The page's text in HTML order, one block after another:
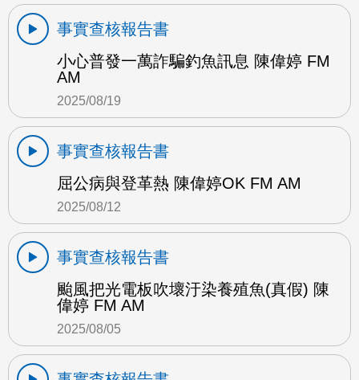
事實查核報告書
小心普發一萬詐騙釣魚訊息 陳偉婷 FM
AM
2025/08/19
事實查核報告書
屈公病與登革熱 陳偉婷OK FM AM
2025/08/12
事實查核報告書
颱風把光電板吹壞汙染養殖魚(真假) 陳
偉婷 FM AM
2025/08/05